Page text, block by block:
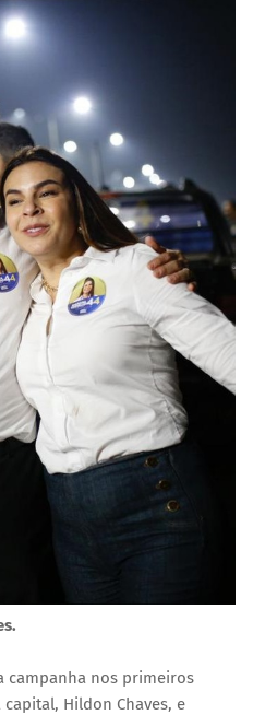
campanha nos primeiros
Hildon Chaves, e